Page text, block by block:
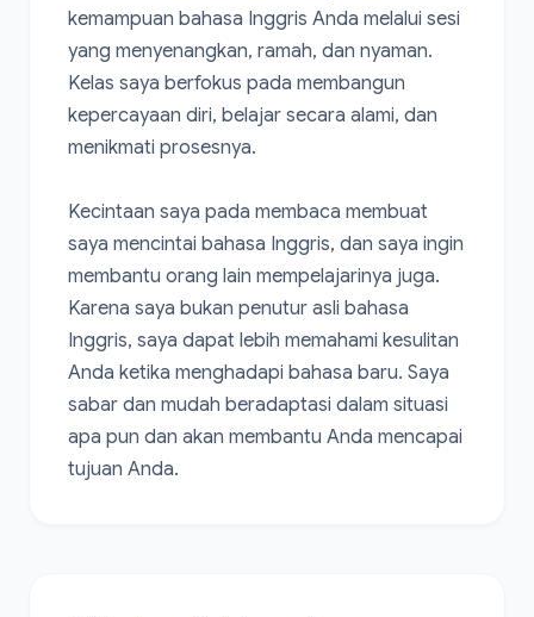
kemampuan bahasa Inggris Anda melalui sesi
yang menyenangkan, ramah, dan nyaman.
Kelas saya berfokus pada membangun
kepercayaan diri, belajar secara alami, dan
menikmati prosesnya.
Kecintaan saya pada membaca membuat
saya mencintai bahasa Inggris, dan saya ingin
membantu orang lain mempelajarinya juga.
Karena saya bukan penutur asli bahasa
Inggris, saya dapat lebih memahami kesulitan
Anda ketika menghadapi bahasa baru. Saya
sabar dan mudah beradaptasi dalam situasi
apa pun dan akan membantu Anda mencapai
tujuan Anda.